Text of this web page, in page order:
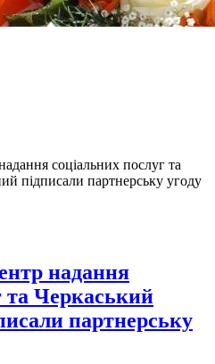
соціальних послуг та
підписали партнерську угоду
надання
та Черкаський
партнерську